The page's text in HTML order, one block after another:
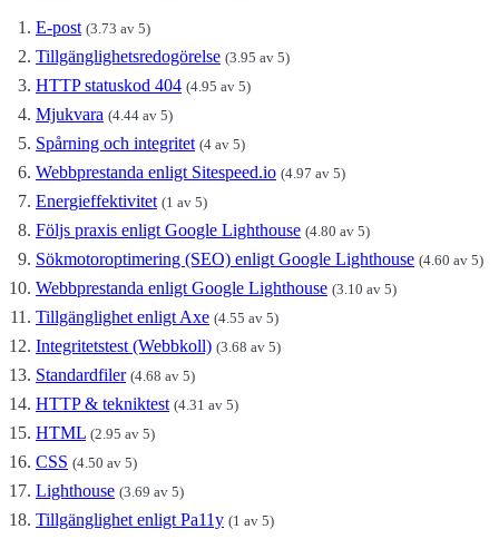
E-post (3.73 av 5)
Tillgänglighetsredogörelse (3.95 av 5)
HTTP statuskod 404 (4.95 av 5)
Mjukvara (4.44 av 5)
Spårning och integritet (4 av 5)
Webbprestanda enligt Sitespeed.io (4.97 av 5)
Energieffektivitet (1 av 5)
Följs praxis enligt Google Lighthouse (4.80 av 5)
Sökmotoroptimering (SEO) enligt Google Lighthouse (4.60 av 5)
Webbprestanda enligt Google Lighthouse (3.10 av 5)
Tillgänglighet enligt Axe (4.55 av 5)
Integritetstest (Webbkoll) (3.68 av 5)
Standardfiler (4.68 av 5)
HTTP & tekniktest (4.31 av 5)
HTML (2.95 av 5)
CSS (4.50 av 5)
Lighthouse (3.69 av 5)
Tillgänglighet enligt Pa11y (1 av 5)